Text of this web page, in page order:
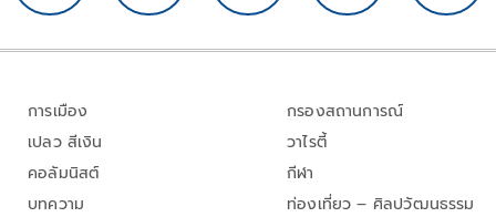
การเมือง
เปลว สีเงิน
คอลัมนิสต์
บทความ
กรองสถานการณ์
วาไรตี้
กีฬา
ท่องเที่ยว – ศิลปวัฒนธรรม